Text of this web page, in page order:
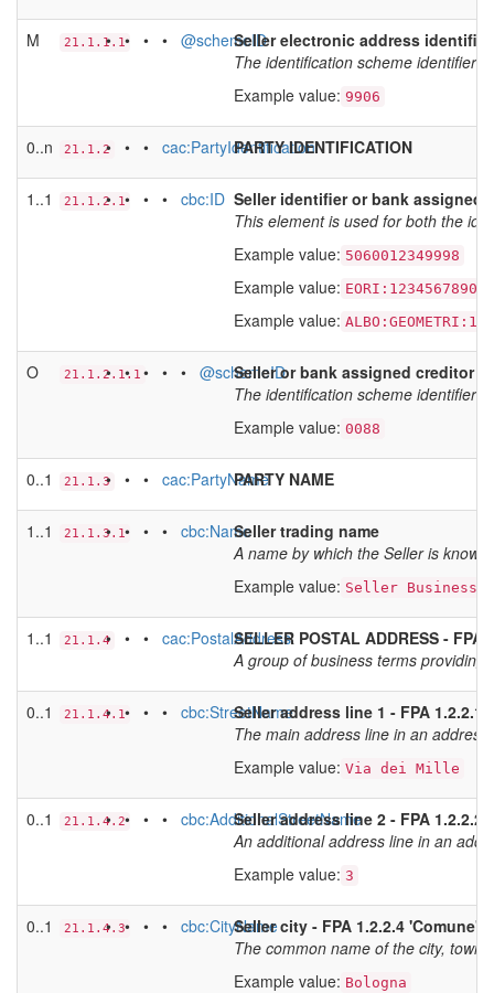
M 21.1.1.1• • • • @schemeIDSeller electronic address
The identification scheme identifier
Example value: 9906
0..n 21.1.2• • • cac:PartyIdentification
PARTY IDENTIFICATION
1..1 21.1.2.1• • • • cbc:ID Seller identifier or bank assigned
This element is used for both the
Example value: 5060012349998
Example value: EORI:1234567890
Example value:
O 21.1.2.1.1• • • • • @schemeID
Seller or bank assigned creditor
The identification scheme identifier
Example value: 0088
0..1 21.1.3• • • cac:PartyNamePARTY NAME
1..1 21.1.3.1• • • • cbc:NameSeller trading name
A name by which the Seller is
Example value: Seller Business
1..1 21.1.4• • • cac:PostalAddressSELLER POSTAL ADDRESS - FPA
A group of business terms
0..1 21.1.4.1• • • • cbc:StreetName
Seller address line 1 - FPA 1.2.2.1
The main address line in an address.
Example value: Via dei Mille
0..1 21.1.4.2• • • • cbc:AdditionalStreetName
Seller address line 2 - FPA 1.2.2.2
An additional address line in an
Example value: 3
0..1 21.1.4.3• • • • cbc:CityNameSeller city - FPA 1.2.2.4 'Comune'
The common name of the city, town
Example value: Bologna